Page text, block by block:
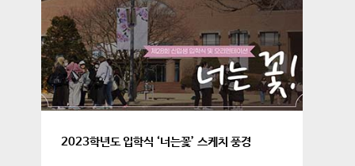
2023학년도 입학식 ‘너는꽃’ 스케치 풍경